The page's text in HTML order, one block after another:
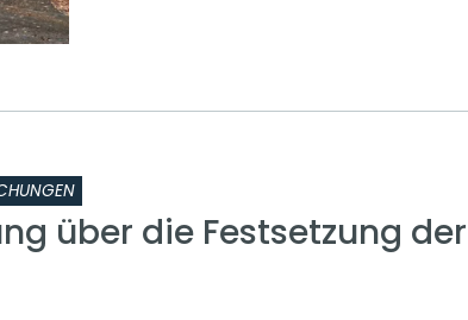
über die Festsetzung